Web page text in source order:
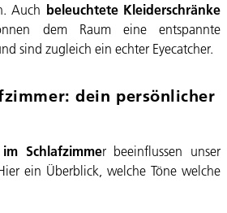
Auch beleuchtete Kleiderschränke
dem Raum eine entspannte
sind zugleich ein echter Eyecatcher.
dein persönlicher
Schlafzimmer beeinflussen unser
ein Überblick, welche Töne welche